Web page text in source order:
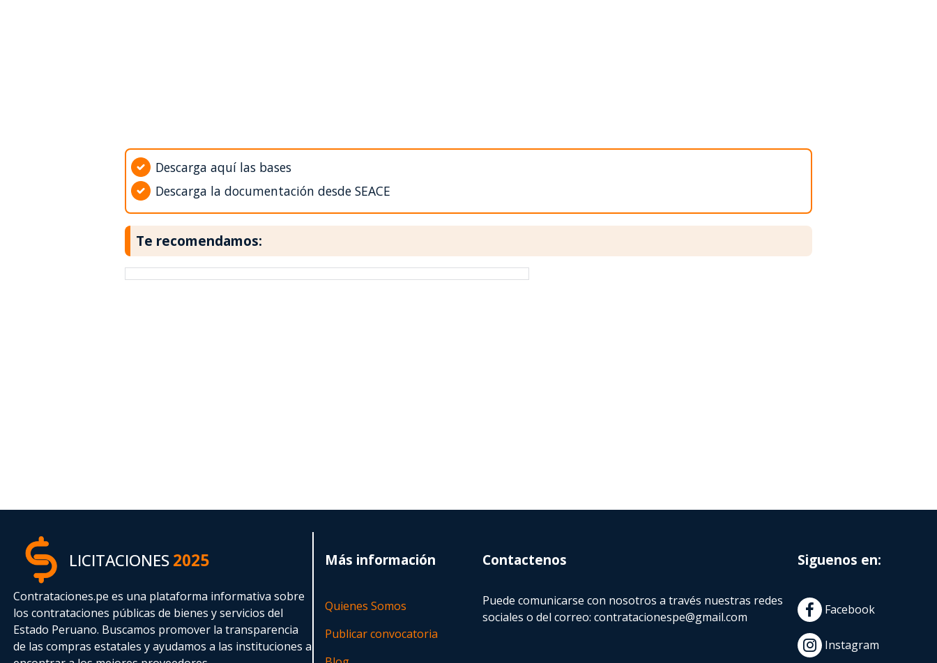
Descarga aquí las bases
Descarga la documentación desde SEACE
Te recomendamos:
LICITACIONES2025
Contrataciones.pe es una plataforma informativa sobre
los contrataciones públicas de bienes y servicios del
Estado Peruano. Buscamos promover la transparencia
de las compras estatalesy ayudamos a las instituciones a
Más información
Quienes Somos
Publicar convocatoria
Contactenos
Puede comunicarse con nosotros a través nuestras redes
sociales o del correo:contratacionespe@gmail.com
Siguenos en:
Facebook
Instagram